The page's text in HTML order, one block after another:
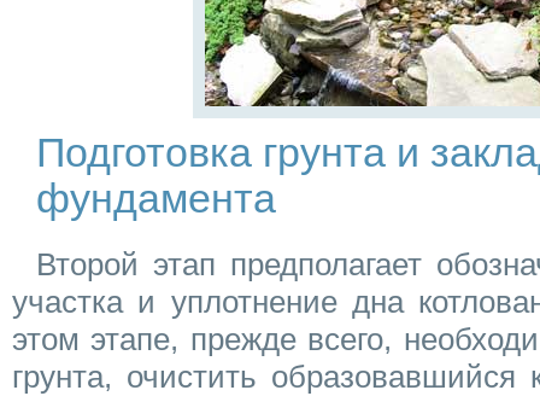
Подготовка грунта и
фундамента
Второй этап предполагает
участка и уплотнение дна
этом этапе, прежде всего,
грунта, очистить образовавшийся